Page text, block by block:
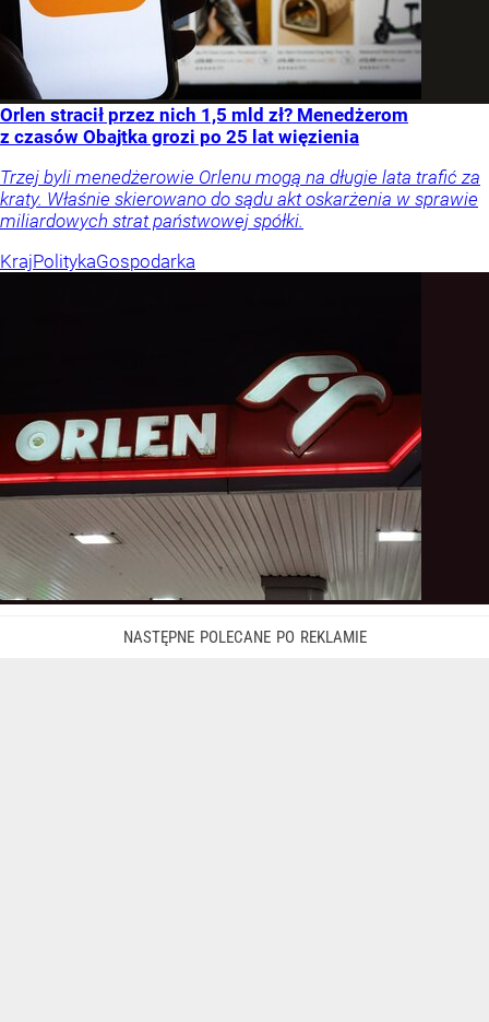
Orlen stracił przez nich 1,5 mld zł? Menedżerom
z czasów Obajtka grozi po 25 lat więzienia
Trzej byli menedżerowie Orlenu mogą na długie lata trafić za
kraty. Właśnie skierowano do sądu akt oskarżenia w sprawie
miliardowych strat państwowej spółki.
KrajPolitykaGospodarka